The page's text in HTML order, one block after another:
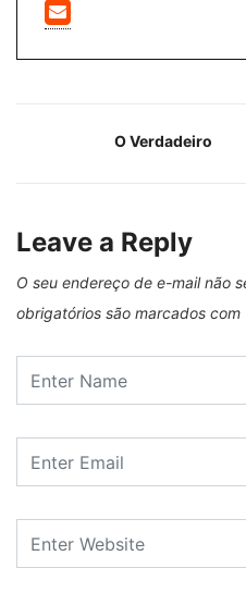
O Verdadeiro
Leave a Reply
O seu endereço de e-mail não
obrigatórios são marcados com